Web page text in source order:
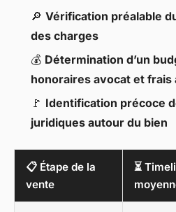
🔎 Vérification préalable
des charges
💰 Détermination d’un
honoraires avocat et frais
🚩 Identification précoce
juridiques autour du bien
📋 Étape de la
vente
⏳